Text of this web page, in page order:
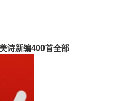
诗新编400首全部